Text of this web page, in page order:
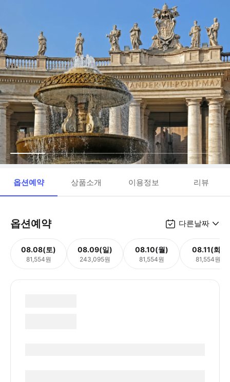
옵션예약 상품소개 이용정보 리뷰
옵션예약 다른날짜
08.08(토)
81,554원
08.09(일)
243,095원
08.10(월)
81,554원
08.11(화)
81,554원